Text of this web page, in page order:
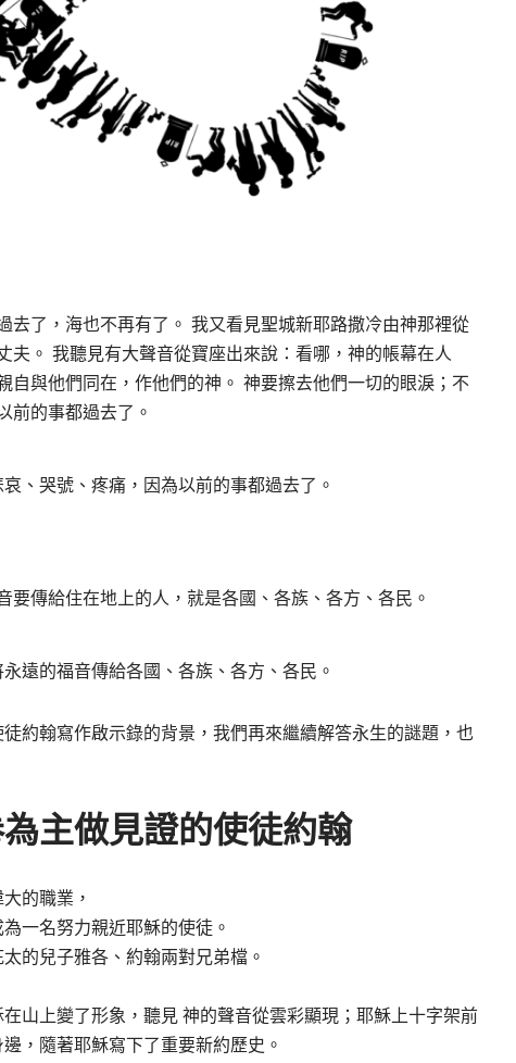
去了，海也不再有了。 我又看見聖城新耶路撒冷由神那裡從
夫。 我聽見有大聲音從寶座出來說：看哪，神的帳幕在人
自與他們同在，作他們的神。 神要擦去他們一切的眼淚；不
前的事都過去了。
、哭號、疼痛，因為以前的事都過去了。
傳給住在地上的人，就是各國、各族、各方、各民。
遠的福音傳給各國、各族、各方、各民。
約翰寫作啟示錄的背景，我們再來繼續解答永生的謎題，也
主做見證的使徒約翰
的職業，
一名努力親近耶穌的使徒。
的兒子雅各、約翰兩對兄弟檔。
山上變了形象，聽見 神的聲音從雲彩顯現；耶穌上十字架前
，隨著耶穌寫下了重要新約歷史。